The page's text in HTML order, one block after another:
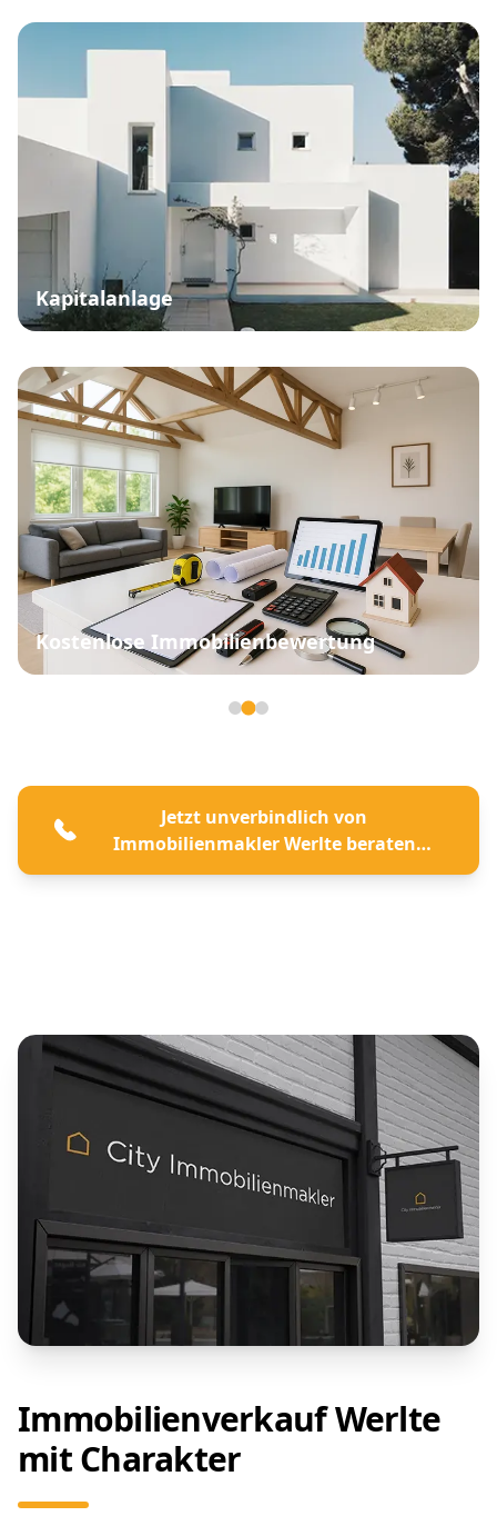
Kapitalanlage
Kostenlose Immobilienbewertung
Jetzt unverbindlich von
Immobilienmakler Werlte beraten
lassen
Immobilienverkauf Werlte
mit Charakter